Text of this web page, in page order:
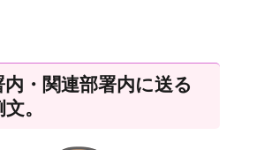
内・関連部署内に送る
。